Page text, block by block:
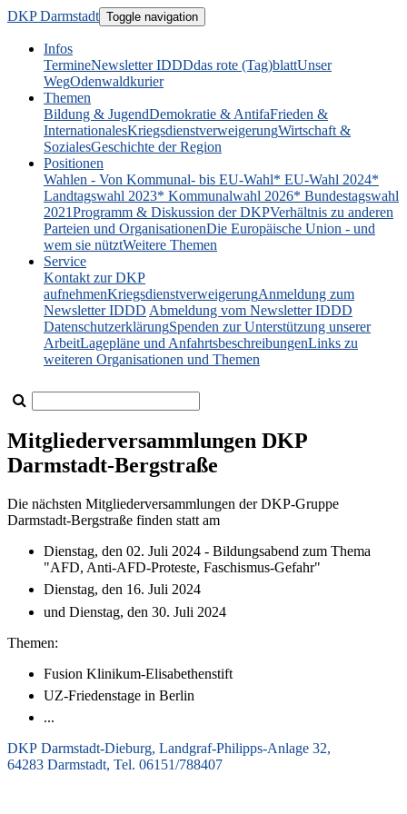
DKP Darmstadt Toggle navigation
Infos
TermineNewsletter IDDDdas rote (Tag)blattUnser
WegOdenwaldkurier
Themen
Bildung & JugendDemokratie & AntifaFrieden &
InternationalesKriegsdienstverweigerungWirtschaft &
SozialesGeschichte der Region
Positionen
Wahlen - Von Kommunal- bis EU-Wahl* EU-Wahl 2024*
Landtagswahl 2023* Kommunalwahl 2026* Bundestagswahl
2021Programm & Diskussion der DKPVerhältnis zu anderen
Parteien und OrganisationenDie Europäische Union - und
wem sie nütztWeitere Themen
Service
Kontakt zur DKP
aufnehmenKriegsdienstverweigerungAnmeldung zum
Newsletter IDDD Abmeldung vom Newsletter IDDD
DatenschutzerklärungSpenden zur Unterstützung unserer
ArbeitLagepläne und AnfahrtsbeschreibungenLinks zu
weiteren Organisationen und Themen
Mitgliederversammlungen DKP
Darmstadt-Bergstraße
Die nächsten Mitgliederversammlungen der DKP-Gruppe
Darmstadt-Bergstraße finden statt am
Dienstag, den 02. Juli 2024 - Bildungsabend zum Thema
"AFD, Anti-AFD-Proteste, Faschismus-Gefahr"
Dienstag, den 16. Juli 2024
und Dienstag, den 30. Juli 2024
Themen:
Fusion Klinikum-Elisabethenstift
UZ-Friedenstage in Berlin
...
DKP Darmstadt-Dieburg, Landgraf-Philipps-Anlage 32,
64283 Darmstadt, Tel. 06151/788407